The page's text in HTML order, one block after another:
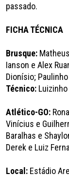
passado.
FICHA TÉCNICA
Brusque:
Ianson e Alex
Dionísio;
Técnico:
Atlético-GO:
Vinícius e
Baralhas e
Derek e Luiz
Local: Estádio